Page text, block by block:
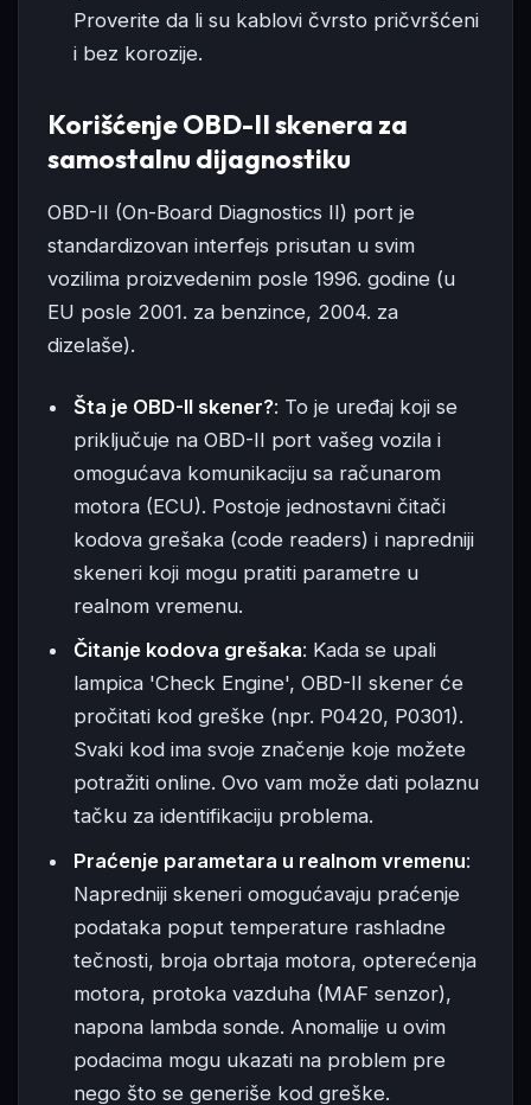
Proverite da li su kablovi čvrsto pričvršćeni
i bez korozije.
Korišćenje OBD-II skenera za
samostalnu dijagnostiku
OBD-II (On-Board Diagnostics II) port je
standardizovan interfejs prisutan u svim
vozilima proizvedenim posle 1996. godine (u
EU posle 2001. za benzince, 2004. za
dizelaše).
Šta je OBD-II skener?: To je uređaj koji se
priključuje na OBD-II port vašeg vozila i
omogućava komunikaciju sa računarom
motora (ECU). Postoje jednostavni čitači
kodova grešaka (code readers) i napredniji
skeneri koji mogu pratiti parametre u
realnom vremenu.
Čitanje kodova grešaka: Kada se upali
lampica 'Check Engine', OBD-II skener će
pročitati kod greške (npr. P0420, P0301).
Svaki kod ima svoje značenje koje možete
potražiti online. Ovo vam može dati polaznu
tačku za identifikaciju problema.
Praćenje parametara u realnom vremenu:
Napredniji skeneri omogućavaju praćenje
podataka poput temperature rashladne
tečnosti, broja obrtaja motora, opterećenja
motora, protoka vazduha (MAF senzor),
napona lambda sonde. Anomalije u ovim
podacima mogu ukazati na problem pre
nego što se generiše kod greške.